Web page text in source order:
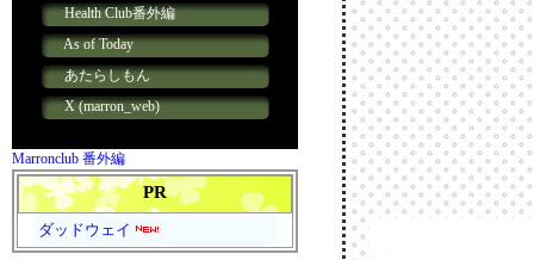
Marronclub 番外編
PR
ダッドウェイ